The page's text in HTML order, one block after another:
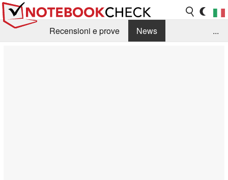
Recensioni e prove
News
...